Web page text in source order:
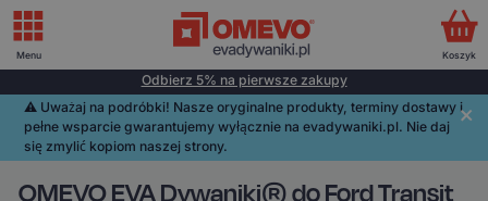
Odbierz 5% na pierwsze zakupy
⚠️️ Uważaj na podróbki! Nasze oryginalne produkty, terminy dostawy i
pełne wsparcie gwarantujemy wyłącznie na evadywaniki.pl. Nie daj
się zmylić kopiom naszej strony.
Menu Koszyk